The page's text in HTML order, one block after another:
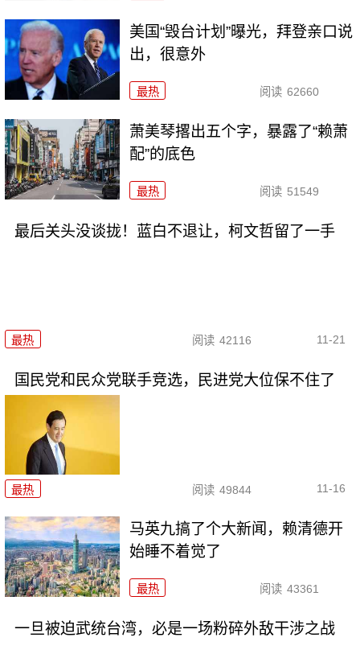
美国“毁台计划”曝光，拜登亲口说
出，很意外
最热 阅读 62660
萧美琴撂出五个字，暴露了“赖萧
配”的底色
最热 阅读 51549
最后关头没谈拢！蓝白不退让，柯文哲留了一手
最热 阅读 42116 11-21
国民党和民众党联手竞选，民进党大位保不住了
最热 阅读 49844 11-16
马英九搞了个大新闻，赖清德开
始睡不着觉了
最热 阅读 43361
一旦被迫武统台湾，必是一场粉碎外敌干涉之战